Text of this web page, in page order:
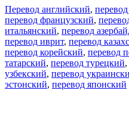
Перевод английский,
перевод французский,
итальянский, перевод
перевод иврит, перевод
перевод корейский, перевод
татарский, перевод турецкий,
узбекский, перевод
эстонский, перевод японский